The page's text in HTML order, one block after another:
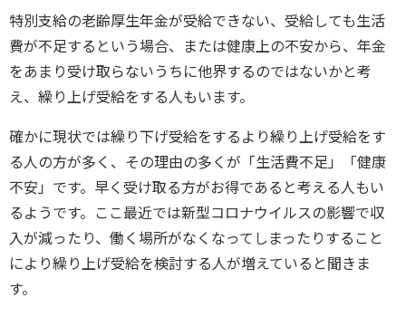
特別支給の老齢厚生年金が受給できない、受給しても生活
費が不足するという場合、または健康上の不安から、年金
をあまり受け取らないうちに他界するのではないかと考
え、繰り上げ受給をする人もいます。
確かに現状では繰り下げ受給をするより繰り上げ受給をす
る人の方が多く、その理由の多くが「生活費不足」「健康
不安」です。早く受け取る方がお得であると考える人もい
るようです。ここ最近では新型コロナウイルスの影響で収
入が減ったり、働く場所がなくなってしまったりすること
により繰り上げ受給を検討する人が増えていると聞きま
す。